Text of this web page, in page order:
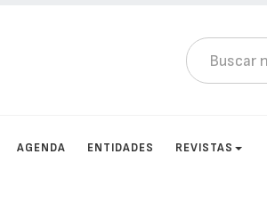
AGENDA ENTIDADES REVISTAS